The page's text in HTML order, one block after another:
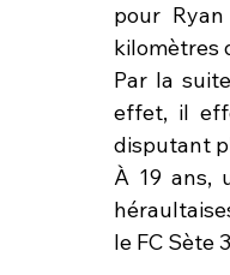
pour
kilomètres
Par la
effet, il
disputant
À 19 ans,
le FC Sète